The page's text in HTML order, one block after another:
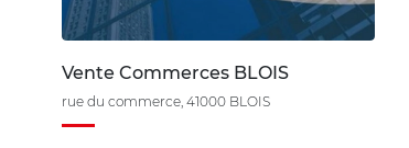
Vente Commerces BLOIS
rue du commerce, 41000 BLOIS